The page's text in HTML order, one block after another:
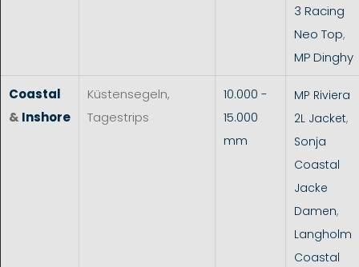
3 Racing
Neo Top,
MP Dinghy
Coastal
& Inshore
Küstensegeln,
Tagestrips
10.000 -
15.000
mm
MP Riviera
2L Jacket,
Sonja
Coastal
Jacke
Damen,
Langholm
Coastal